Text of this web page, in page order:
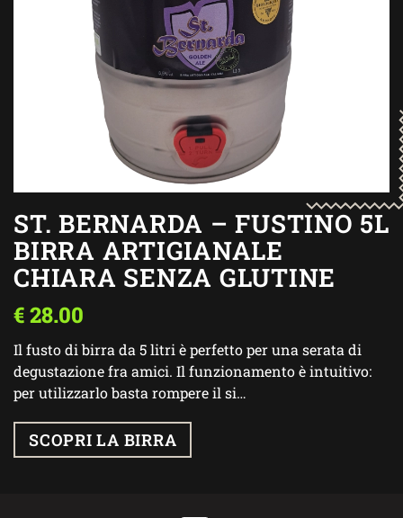
ST. BERNARDA – FUSTINO 5L
BIRRA ARTIGIANALE
CHIARA SENZA GLUTINE
€28.00
Il fusto di birra da 5 litri è perfetto per una serata di
degustazione fra amici. Il funzionamento è intuitivo:
per utilizzarlo basta rompere il si…
SCOPRI LA BIRRA